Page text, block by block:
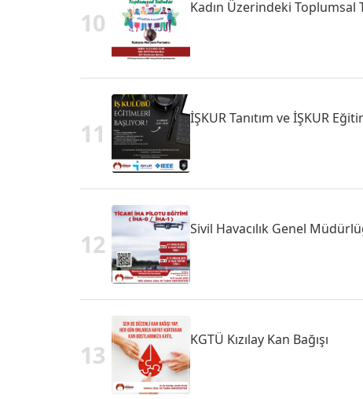
10
Kadın Üzerindeki Toplumsal
11
İŞKUR Tanıtım ve İŞKUR
12
Sivil Havacılık Genel
13
KGTÜ Kızılay Kan Bağışı